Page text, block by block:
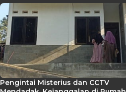
Pengintai Misterius dan CCTV